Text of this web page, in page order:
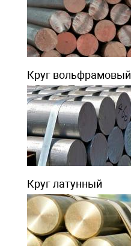
Круг вольфрамовый
Круг латунный